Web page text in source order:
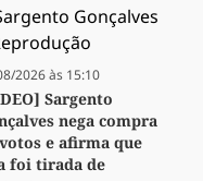
2026 às 15:10
Sargento
nega compra
e afirma que
foi tirada de